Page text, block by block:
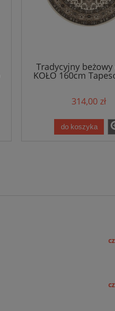
Tradycyjny
KOŁO 160cm
314,00 zł
do koszyka